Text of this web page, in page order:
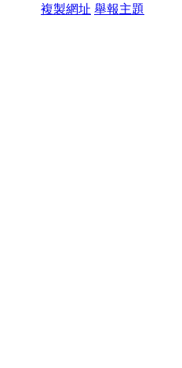
複製網址 舉報主題